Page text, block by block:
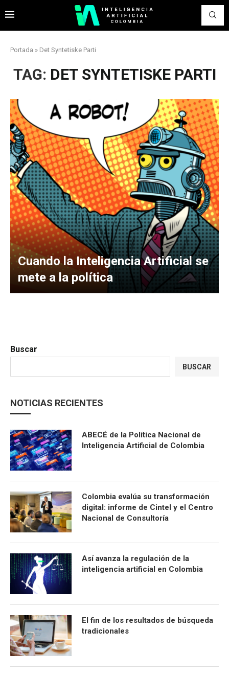
Portada » Det Syntetiske Parti
TAG: DET SYNTETISKE PARTI
Cuando la Inteligencia Artificial se
mete a la política
Buscar
BUSCAR
NOTICIAS RECIENTES
ABECÉ de la Política Nacional de
Inteligencia Artificial de Colombia
Colombia evalúa su transformación
digital: informe de Cintel y el Centro
Nacional de Consultoría
Así avanza la regulación de la
inteligencia artificial en Colombia
El fin de los resultados de búsqueda
tradicionales